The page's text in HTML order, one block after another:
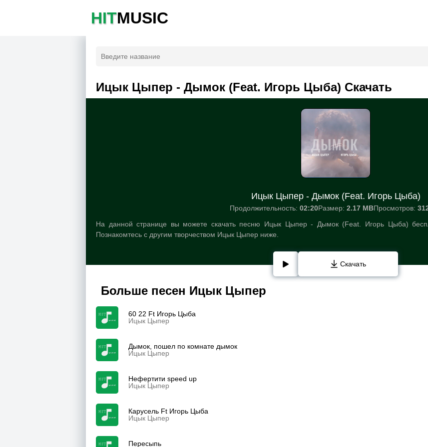
HITMUSIC
Ицык Цыпер - Дымок (Feat. Игорь Цыба) Скачать
Ицык Цыпер - Дымок (Feat. Игорь Цыба)
Продолжительность: 02:20Размер: 2.17 MBПросмотров:
На данной странице вы можете скачать песню Ицык Цыпер - Дымок (Feat. Игорь Цыба)
Познакомтесь с другим творчеством Ицык Цыпер ниже.
Скачать
Больше песен Ицык Цыпер
60 22 Ft Игорь Цыба
Ицык Цыпер
Дымок, пошел по комнате дымок
Ицык Цыпер
Нефертити speed up
Ицык Цыпер
Карусель Ft Игорь Цыба
Ицык Цыпер
Пересыпь